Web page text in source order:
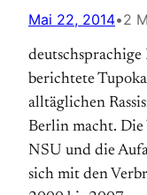
Mai 22, 2014•2
berichtete
alltäglichen
Berlin macht. Die
NSU und die
sich mit den